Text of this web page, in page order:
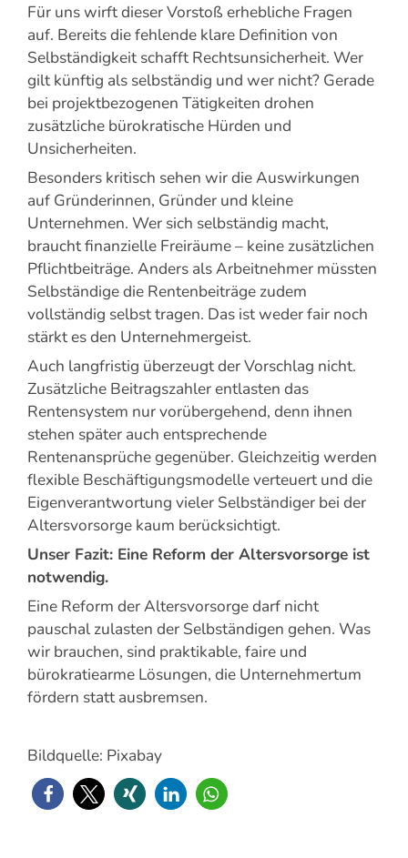
Für uns wirft dieser Vorstoß erhebliche Fragen
auf. Bereits die fehlende klare Definition von
Selbständigkeit schafft Rechtsunsicherheit. Wer
gilt künftig als selbständig und wer nicht? Gerade
bei projektbezogenen Tätigkeiten drohen
zusätzliche bürokratische Hürden und
Unsicherheiten.
Besonders kritisch sehen wir die Auswirkungen
auf Gründerinnen, Gründer und kleine
Unternehmen. Wer sich selbständig macht,
braucht finanzielle Freiräume – keine zusätzlichen
Pflichtbeiträge. Anders als Arbeitnehmer müssten
Selbständige die Rentenbeiträge zudem
vollständig selbst tragen. Das ist weder fair noch
stärkt es den Unternehmergeist.
Auch langfristig überzeugt der Vorschlag nicht.
Zusätzliche Beitragszahler entlasten das
Rentensystem nur vorübergehend, denn ihnen
stehen später auch entsprechende
Rentenansprüche gegenüber. Gleichzeitig werden
flexible Beschäftigungsmodelle verteuert und die
Eigenverantwortung vieler Selbständiger bei der
Altersvorsorge kaum berücksichtigt.
Unser Fazit: Eine Reform der Altersvorsorge ist
notwendig.
Eine Reform der Altersvorsorge darf nicht
pauschal zulasten der Selbständigen gehen. Was
wir brauchen, sind praktikable, faire und
bürokratiearme Lösungen, die Unternehmertum
fördern statt ausbremsen.
Bildquelle: Pixabay